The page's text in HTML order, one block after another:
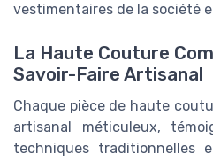
vestimentaires de la société
La Haute Couture
Savoir-Faire Artisanal
Chaque pièce de haute
artisanal méticuleux,
techniques traditionnelles